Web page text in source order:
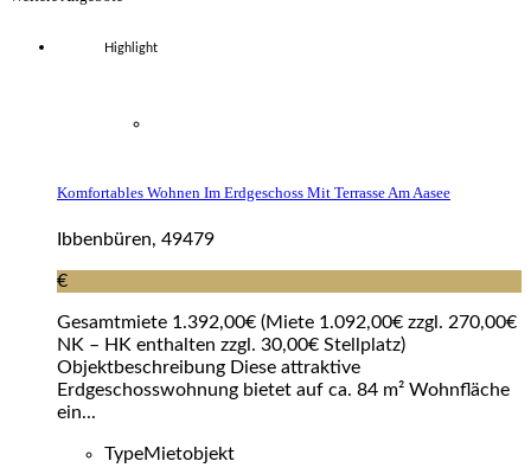
Highlight
Komfortables Wohnen Im Erdgeschoss Mit Terrasse Am Aasee
Ibbenbüren, 49479
€
Gesamtmiete 1.392,00€ (Miete 1.092,00€ zzgl. 270,00€
NK – HK enthalten zzgl. 30,00€ Stellplatz)
Objektbeschreibung Diese attraktive
Erdgeschosswohnung bietet auf ca. 84 m² Wohnfläche
ein...
TypeMietobjekt